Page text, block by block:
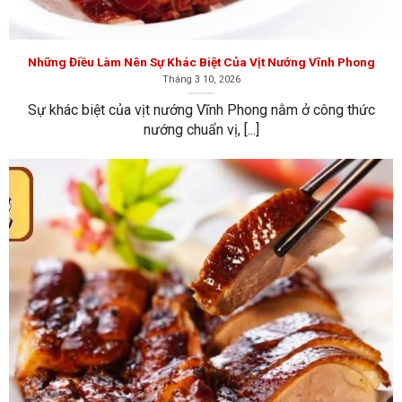
5, TP.HCM
Những Điều Làm Nên Sự Khác Biệt Của Vịt Nướng Vĩnh Phong
Những Điều Làm Nên Sự Khác Biệt Của Vịt Nướng Vĩnh Phong
Tháng 3 10, 2026
Sự khác biệt của vịt nướng Vĩnh Phong nằm ở công thức
nướng chuẩn vị, [...]